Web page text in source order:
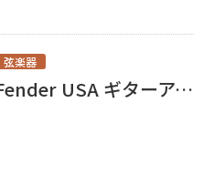
弦楽器
Fender USA ギターアンプ Blues DeVille 買取いたしました！